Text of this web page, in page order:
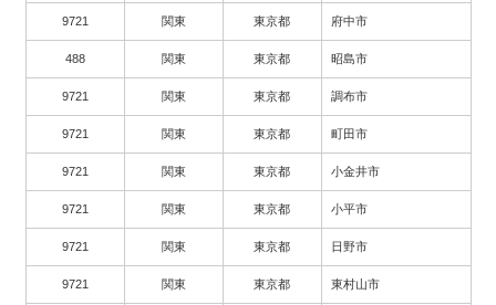
9721 関東 東京都 府中市
488 関東 東京都 昭島市
9721 関東 東京都 調布市
9721 関東 東京都 町田市
9721 関東 東京都 小金井市
9721 関東 東京都 小平市
9721 関東 東京都 日野市
9721 関東 東京都 東村山市